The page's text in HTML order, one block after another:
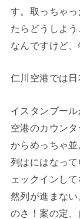
す。取っちゃ
たらどうしよ
なんですけど
仁川空港では日
イスタンブール
空港のカウン
からめっちゃ
列はにはなっ
ェックインし
然列が進まな
のさ！案の定